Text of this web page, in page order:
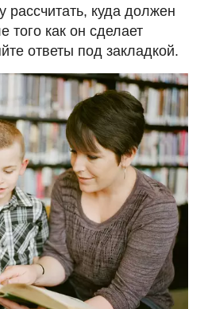
рассчитать, куда должен
того как он сделает
ответы под закладкой.